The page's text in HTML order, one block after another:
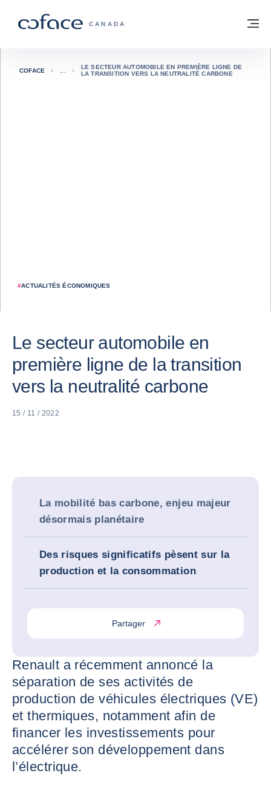
COFACE, FOR TRADE - PAGE
CANADA
Retour à la page d'accueil
#ACTUALITÉS ÉCONOMIQUES
COFACE
LE SECTEUR AUTOMOBILE EN PREMIÈRE LIGNE DE
LA TRANSITION VERS LA NEUTRALITÉ CARBONE
Le secteur automobile en
première ligne de la transition
vers la neutralité carbone
15 / 11 / 2022
La mobilité bas carbone, enjeu majeur
désormais planétaire
Des risques significatifs pèsent sur la
production et la consommation
Partager
Renault a récemment annoncé la
séparation de ses activités de
production de véhicules électriques (VE)
et thermiques, notamment afin de
financer les investissements pour
accélérer son développement dans
l’électrique.